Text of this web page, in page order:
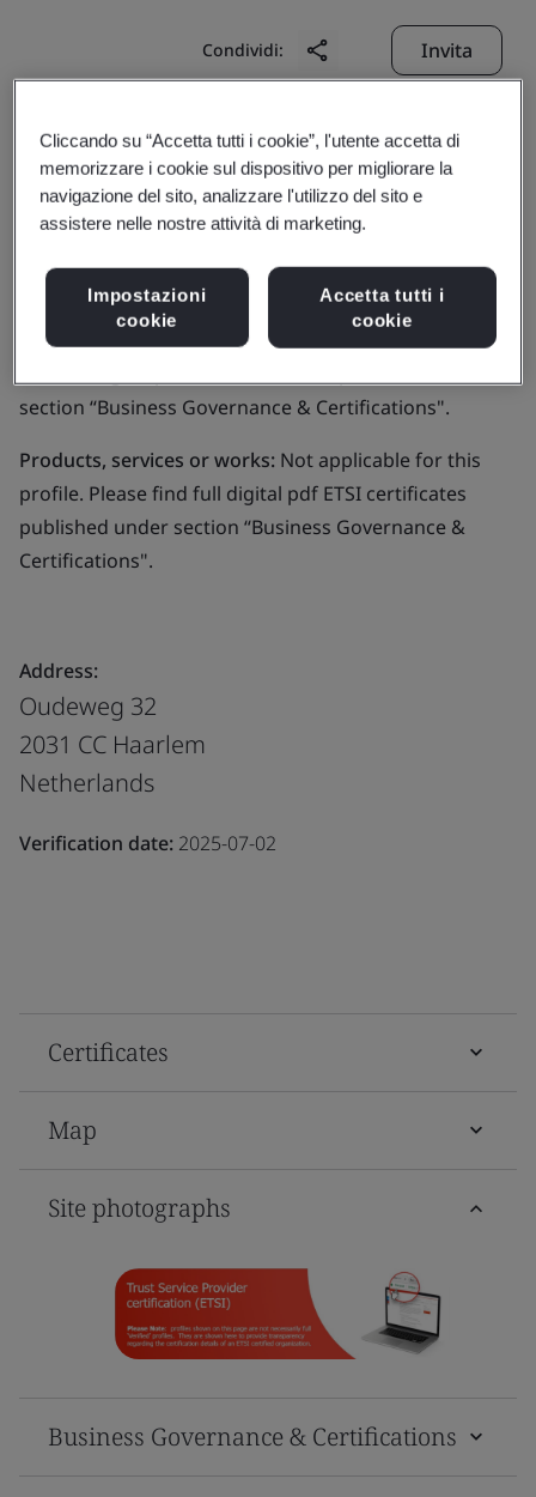
Condividi: Invita
Identiteit & Diensten B.V.
Business scope:Not applicable for this profile. Please
section “Business Governance & Certifications".
Products, services or works: Not applicable for this
profile. Please find full digital pdf ETSI certificates
published under section “Business Governance &
Certifications".
Address:
Oudeweg 32
2031 CC Haarlem
Netherlands
Verification date: 2025-07-02
Certificates
Map
Site photographs
Business Governance & Certifications
Cliccando su “Accetta tutti i cookie”, l'utente accetta di
memorizzare i cookie sul dispositivo per migliorare la
navigazione del sito, analizzare l'utilizzo del sito e
assistere nelle nostre attività di marketing.
Impostazioni
cookie
Accetta tutti i
cookie